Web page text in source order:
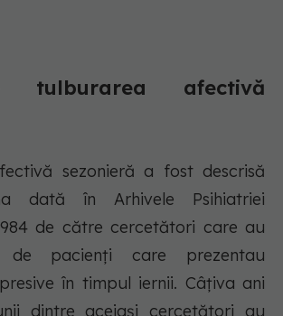
tulburarea afectivă
sezonieră a fost descrisă
dată în Arhivele Psihiatriei
de către cercetători care au
pacienți care prezentau
în timpul iernii. Câțiva ani
dintre aceiași cercetători au